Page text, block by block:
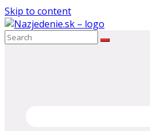
Skip to content